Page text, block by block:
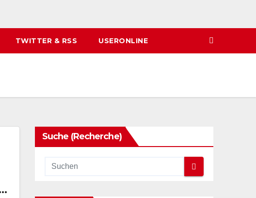
TWITTER & RSS USERONLINE
Suche (Recherche)